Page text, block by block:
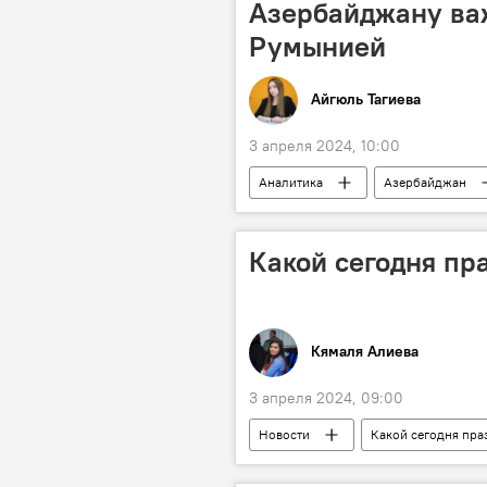
Азербайджану
Румынией
Айгюль Тагиева
3 апреля 2024, 10:00
Аналитика Азербайджан
Каспийское море
Черное
Какой сегодня
Кямаля Алиева
3 апреля 2024, 09:00
Новости Какой сегодня
Архив
Азербайджан